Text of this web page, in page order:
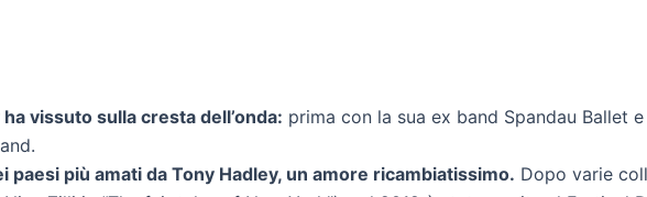
vissuto sulla cresta dell’onda: prima con la sua ex band Spandau Ballet
paesi più amati da Tony Hadley, un amore ricambiatissimo. Dopo varie